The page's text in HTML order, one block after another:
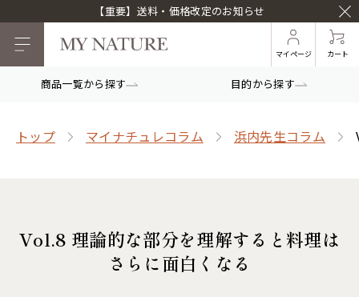
【重要】送料・価格改定のお知らせ
マイページ カート
商品一覧から探す 目的から探す
トップ マイナチュレコラム 浜内先生コラム
Vol.8 理論的な部分を理解すると料理は
さらに面白くなる